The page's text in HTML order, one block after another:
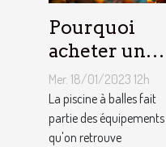
Pourquoi
acheter une
piscine à
balles à son
bébé ?
Mer. 18/01/2023 12h
La piscine à balles fait
partie des équipements
qu'on retrouve